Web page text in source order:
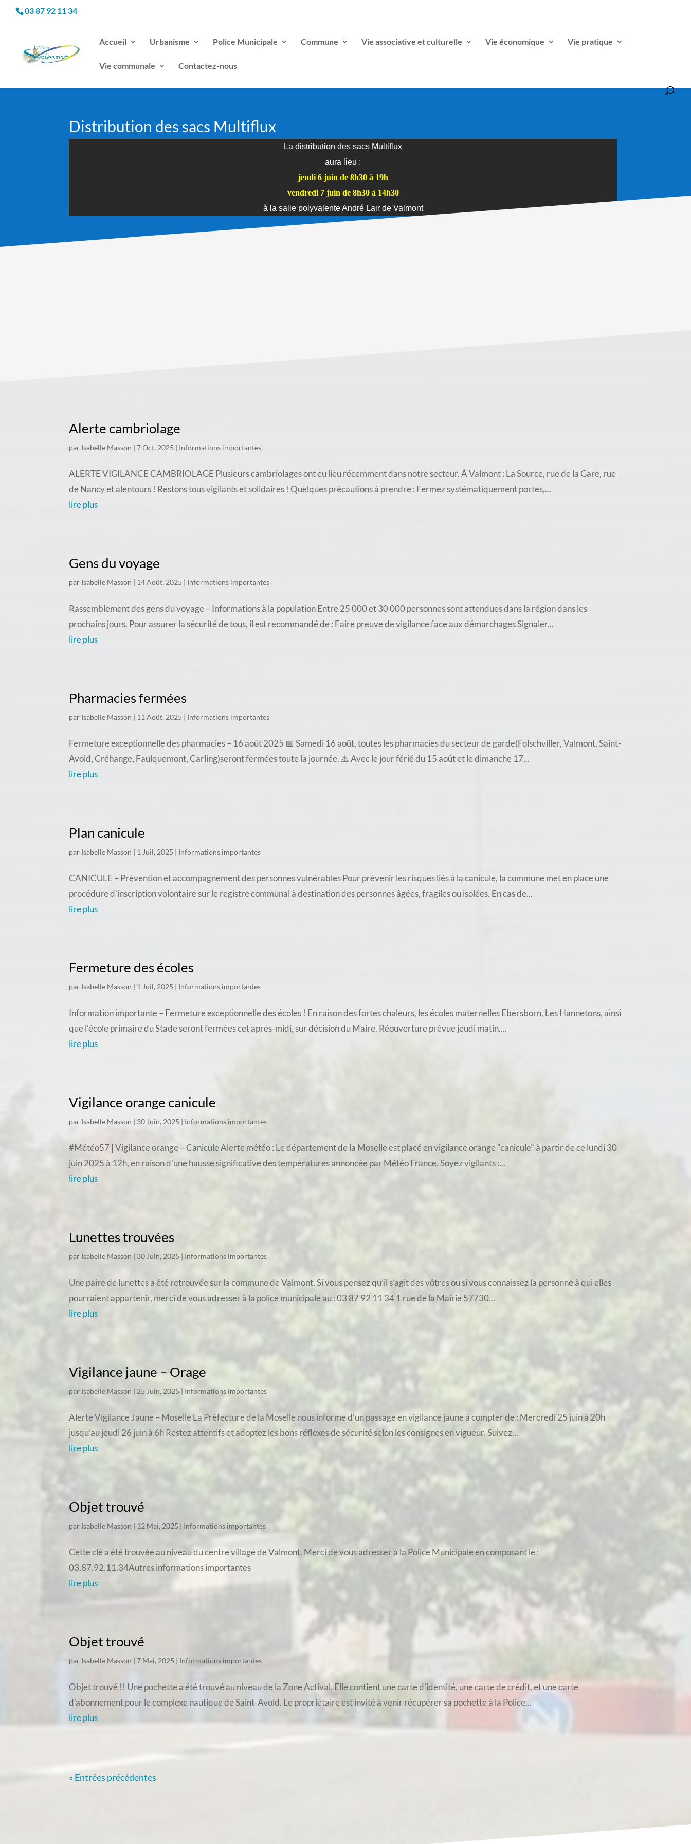
03 87 92 11 34
Accueil Urbanisme Police Municipale Commune Vie associative et culturelle Vie économique Vie pratique
Vie communale Contactez-nous
Distribution des sacs Multiflux
La distribution des sacs Multiflux
aura lieu :
jeudi 6 juin de 8h30 à 19h
vendredi 7 juin de 8h30 à 14h30
à la salle polyvalente André Lair de Valmont
Alerte cambriolage
par Isabelle Masson |7 Oct, 2025 | Informations importantes
ALERTE VIGILANCE CAMBRIOLAGE Plusieurs cambriolages ont eu lieu récemment dans notre secteur. À Valmont : La Source, rue de la Gare, rue
de Nancy et alentours ! Restons tous vigilants et solidaires ! Quelques précautions à prendre : Fermez systématiquement portes,...
lire plus
Gens du voyage
par Isabelle Masson | 14 Août, 2025 | Informations importantes
Rassemblement des gens du voyage – Informations à la population Entre 25 000 et 30 000 personnes sont attendues dans la région dans les
prochains jours. Pour assurer la sécurité de tous, il est recommandé de : Faire preuve de vigilance face aux démarchages Signaler...
lire plus
Pharmacies fermées
par Isabelle Masson | 11 Août, 2025 | Informations importantes
Fermeture exceptionnelle des pharmacies – 16 août 2025 📅 Samedi 16 août, toutes les pharmacies du secteur de garde(Folschviller, Valmont, Saint-
Avold, Créhange, Faulquemont, Carling)seront fermées toute la journée. ⚠️ Avec le jour férié du 15 août et le dimanche 17...
lire plus
Plan canicule
par Isabelle Masson | 1 Juil, 2025 | Informations importantes
CANICULE – Prévention et accompagnement des personnes vulnérables Pour prévenir les risques liés à la canicule, la commune met en place une
procédure d’inscription volontaire sur le registre communal à destination des personnes âgées, fragiles ou isolées. En cas de...
lire plus
Fermeture des écoles
par Isabelle Masson | 1 Juil, 2025 | Informations importantes
Information importante – Fermeture exceptionnelle des écoles ! En raison des fortes chaleurs, les écoles maternelles Ebersborn, Les Hannetons, ainsi
que l’école primaire du Stade seront fermées cet après-midi, sur décision du Maire. Réouverture prévue jeudi matin....
lire plus
Vigilance orange canicule
par Isabelle Masson | 30 Juin, 2025 | Informations importantes
#Météo57 | Vigilance orange – Canicule Alerte météo : Le département de la Moselle est placé en vigilance orange "canicule" à partir de ce lundi 30
juin 2025 à 12h, en raison d'une hausse significative des températures annoncée par Météo France. Soyez vigilants :...
lire plus
Lunettes trouvées
par Isabelle Masson | 30 Juin, 2025 | Informations importantes
Une paire de lunettes a été retrouvée sur la commune de Valmont. Si vous pensez qu’il s’agit des vôtres ou si vous connaissez la personne à qui elles
pourraient appartenir, merci de vous adresser à la police municipale au : 03 87 92 11 34 1 rue de la Mairie 57730...
lire plus
Vigilance jaune – Orage
par Isabelle Masson | 25 Juin, 2025 | Informations importantes
Alerte Vigilance Jaune – Moselle La Préfecture de la Moselle nous informe d’un passage en vigilance jaune à compter de : Mercredi 25 juin à 20h
jusqu’au jeudi 26 juin à 6h Restez attentifs et adoptez les bons réflexes de sécurité selon les consignes en vigueur. Suivez...
lire plus
Objet trouvé
par Isabelle Masson | 12 Mai, 2025 | Informations importantes
Cette clé a été trouvée au niveau du centre village de Valmont. Merci de vous adresser à la Police Municipale en composant le :
03.87.92.11.34Autres informations importantes
lire plus
Objet trouvé
par Isabelle Masson |7 Mai, 2025 | Informations importantes
Objet trouvé !! Une pochette a été trouvé au niveau de la Zone Actival. Elle contient une carte d'identité, une carte de crédit, et une carte
d'abonnement pour le complexe nautique de Saint-Avold. Le propriétaire est invité à venir récupérer sa pochette à la Police...
lire plus
« Entrées précédentes